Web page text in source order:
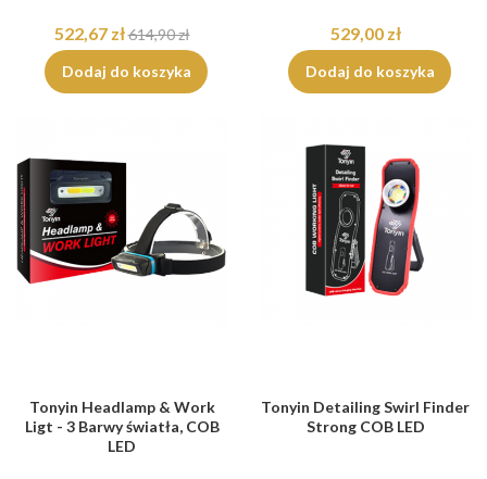
522,67 zł614,90 zł
Dodaj do koszyka
529,00 zł
Dodaj do koszyka
Tonyin Headlamp & Work
Ligt - 3 Barwy światła, COB
LED
Tonyin Detailing Swirl Finder
Strong COB LED